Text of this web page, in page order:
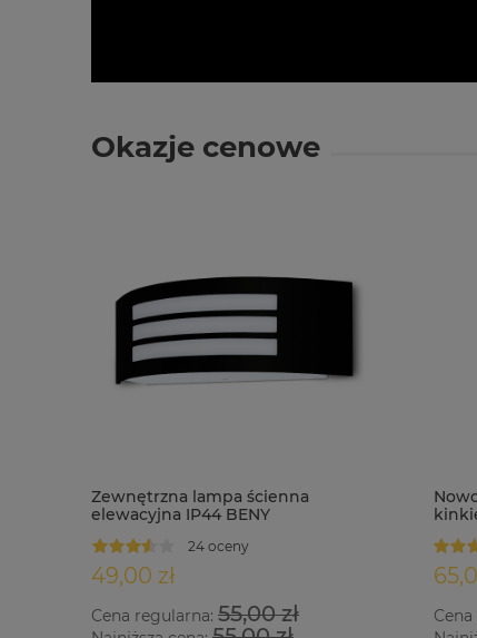
Okazje cenowe
Zewnętrzna lampa ścienna
elewacyjna IP44 BENY
24 oceny
49,00 zł
Cena regularna: 55,00 zł